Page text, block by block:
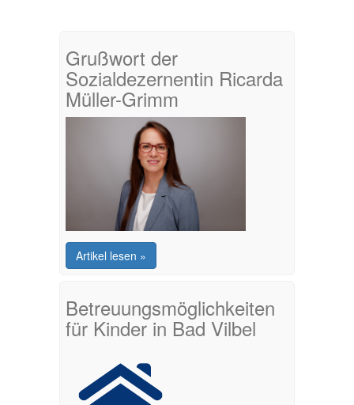
Grußwort der
Sozialdezernentin Ricarda
Müller-Grimm
Artikel lesen »
Betreuungsmöglichkeiten
für Kinder in Bad Vilbel